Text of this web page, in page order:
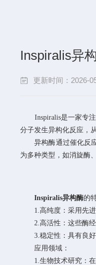
Inspiralis异
更新时间：2026-
Inspiralis是一家专注
分子发生异构化反应，
异构酶通过催化反应
为多种类型，如消旋酶
Inspiralis异构酶的
1.高纯度：采用先进
2.高活性：这些酶经
3.稳定性：具有良好
应用领域：
1.生物技术研究：在